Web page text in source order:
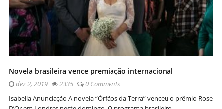
Novela brasileira vence premiação internacional
dez 2, 2019 2335
0 Comments
Isabella Anunciação A novela “Órfãos da Terra” venceu o prêmio Rose